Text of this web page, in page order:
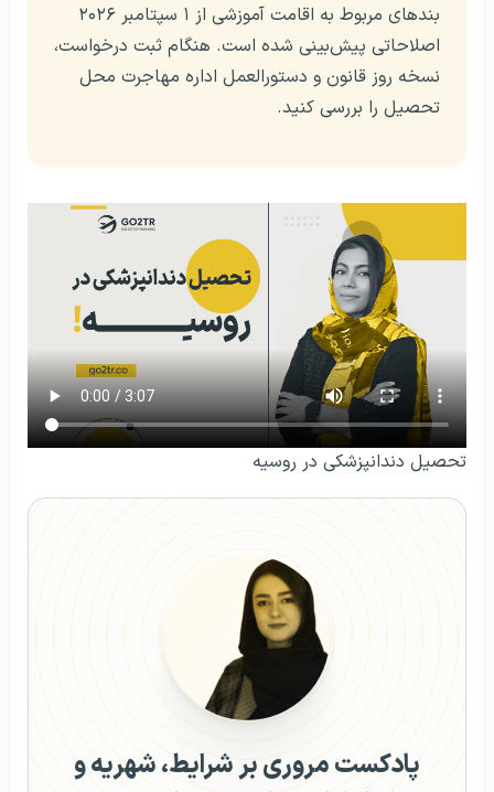
بندهای مربوط به اقامت آموزشی از ۱ سپتامبر ۲۰۲۶
اصلاحاتی پیش‌بینی شده است. هنگام ثبت درخواست،
نسخه روز قانون و دستورالعمل اداره مهاجرت محل
تحصیل را بررسی کنید.
تحصیل دندانپزشکی در روسیه
پادکست مروری بر شرایط، شهریه و